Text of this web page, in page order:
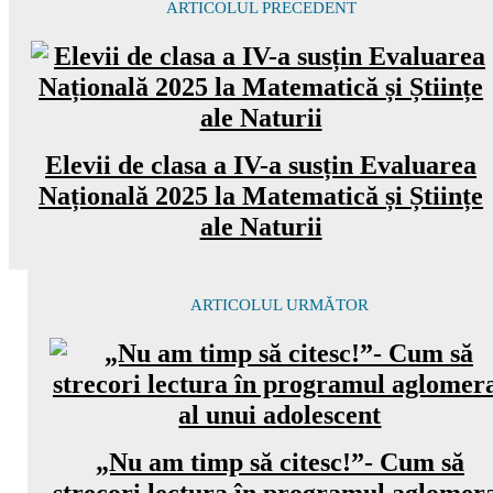
ARTICOLUL PRECEDENT
Elevii de clasa a IV-a susțin Evaluarea
Națională 2025 la Matematică și Științe
ale Naturii
ARTICOLUL URMĂTOR
„Nu am timp să citesc!”- Cum să